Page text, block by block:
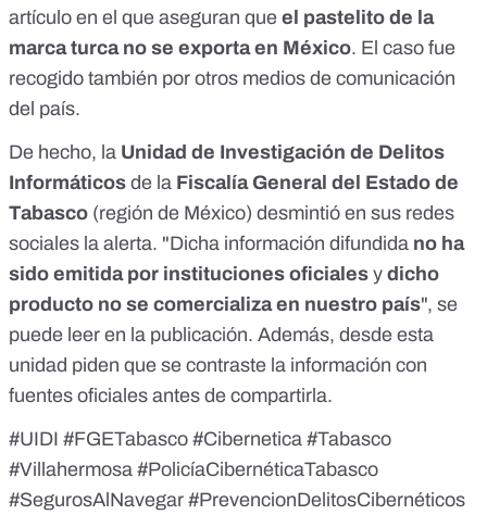
artículo en el que aseguran que el pastelito de la
marca turca no se exporta en México. El caso fue
recogido también por otros medios de comunicación
del país.
De hecho, la Unidad de Investigación de Delitos
Informáticos de la Fiscalía General del Estado de
Tabasco (región de México) desmintió en sus redes
sociales la alerta. "Dicha información difundida no ha
sido emitida por instituciones oficiales y dicho
producto no se comercializa en nuestro país", se
puede leer en la publicación. Además, desde esta
unidad piden que se contraste la información con
fuentes oficiales antes de compartirla.
#UIDI #FGETabasco #Cibernetica #Tabasco
#Villahermosa #PolicíaCibernéticaTabasco
#SegurosAlNavegar #PrevencionDelitosCibernéticos